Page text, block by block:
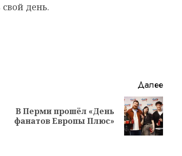
день.
Далее
В Перми прошёл «День
фанатов Европы Плюс»